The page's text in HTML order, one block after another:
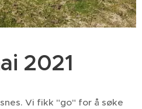
2021
Vi fikk "go" for å søke